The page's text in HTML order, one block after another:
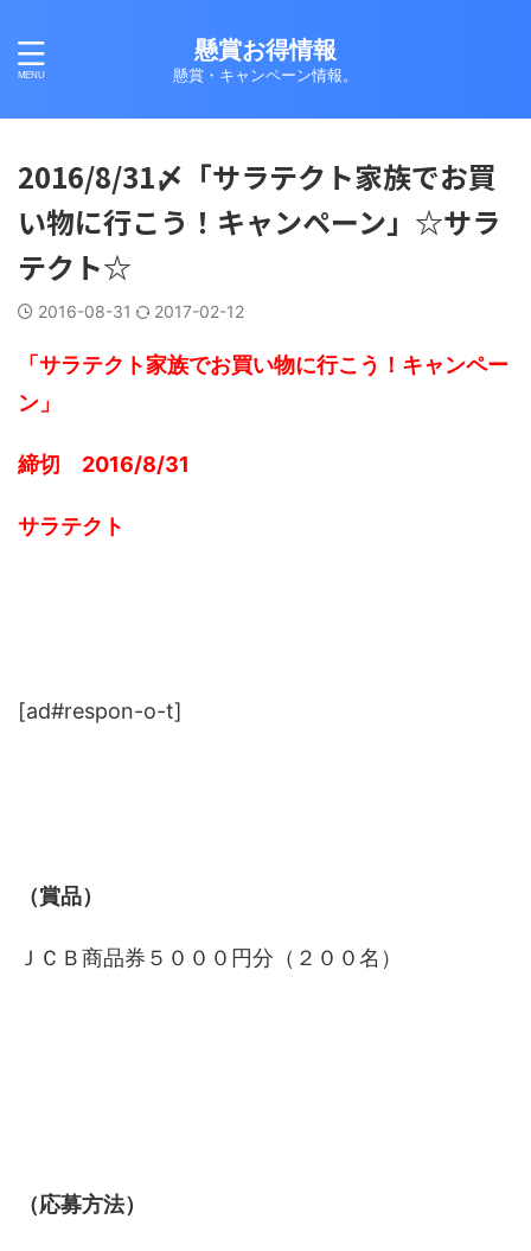
懸賞お得情報
懸賞・キャンペーン情報。
2016/8/31〆「サラテクト家族でお買
い物に行こう！キャンペーン」☆サラ
テクト☆
2016-08-31 2017-02-12
「サラテクト家族でお買い物に行こう！キャンペー
ン」
締切 2016/8/31
サラテクト
[ad#respon-o-t]
（賞品）
ＪＣＢ商品券５０００円分（２００名）
（応募方法）